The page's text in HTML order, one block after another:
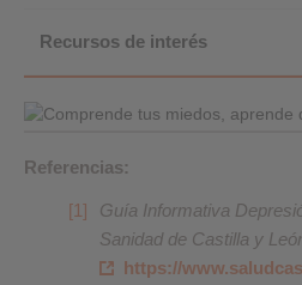
Recursos de interés
Referencias:
Guía Informativa
Sanidad de Castilla y
https://